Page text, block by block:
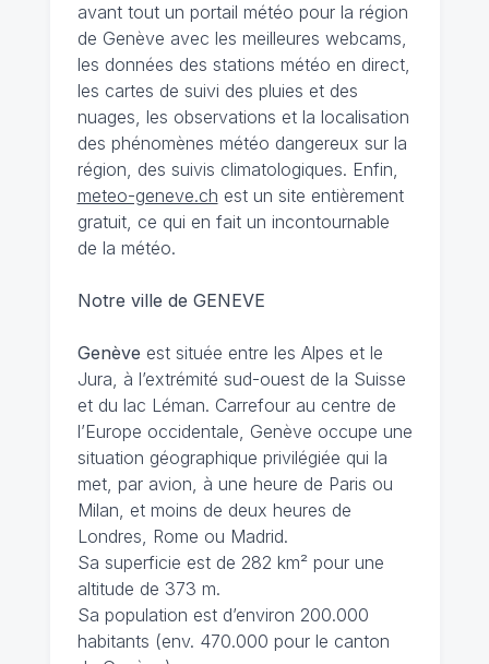
avant tout un portail météo pour la région
de Genève avec les meilleures webcams,
les données des stations météo en direct,
les cartes de suivi des pluies et des
nuages, les observations et la localisation
des phénomènes météo dangereux sur la
région, des suivis climatologiques. Enfin,
meteo-geneve.ch est un site entièrement
gratuit, ce qui en fait un incontournable
de la météo.
Notre ville de GENEVE
Genève est située entre les Alpes et le
Jura, à l’extrémité sud-ouest de la Suisse
et du lac Léman. Carrefour au centre de
l’Europe occidentale, Genève occupe une
situation géographique privilégiée qui la
met, par avion, à une heure de Paris ou
Milan, et moins de deux heures de
Londres, Rome ou Madrid.
Sa superficie est de 282 km² pour une
altitude de 373 m.
Sa population est d’environ 200.000
habitants (env. 470.000 pour le canton